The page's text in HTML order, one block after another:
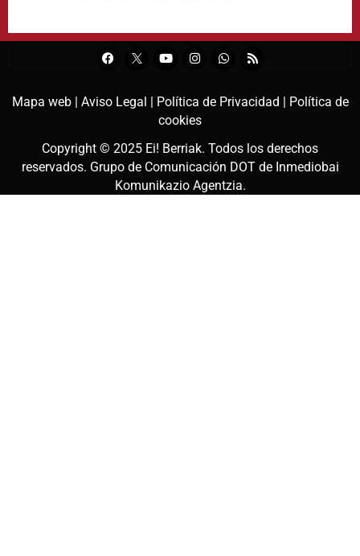
Mapa web | Aviso Legal | Política de Privacidad | Política de
cookies
Copyright © 2025 Ei! Berriak. Todos los derechos
reservados. Grupo de Comunicación DOT de Inmediobai
Komunikazio Agentzia.